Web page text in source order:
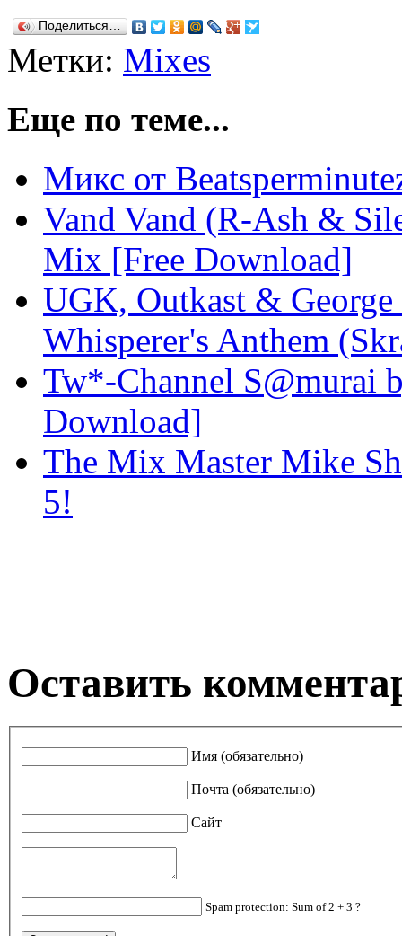
Поделиться…
Метки: Mixes
Еще по теме...
Микс от
Vand Vand (R-Ash &
Mix [Free Download]
UGK, Outkast &
Whisperer's Anthem
Tw*-Channel S@murai
Download]
The Mix Master Mike
5!
Оставить
Имя (обязательно)
Почта (обязательно)
Сайт
Spam protection: Sum of 2 + 3 ?